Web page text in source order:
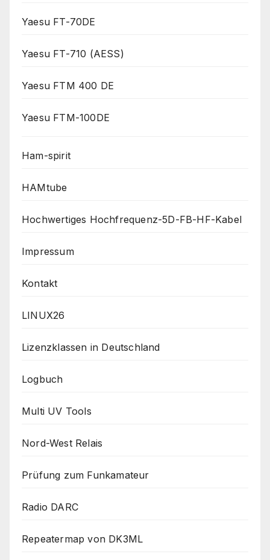
Yaesu FT-70DE
Yaesu FT-710 (AESS)
Yaesu FTM 400 DE
Yaesu FTM-100DE
Ham-spirit
HAMtube
Hochwertiges Hochfrequenz-5D-FB-HF-Kabel
Impressum
Kontakt
LINUX26
Lizenzklassen in Deutschland
Logbuch
Multi UV Tools
Nord-West Relais
Prüfung zum Funkamateur
Radio DARC
Repeatermap von DK3ML